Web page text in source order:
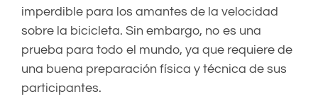
imperdible para los amantes de la velocidad
sobre la bicicleta. Sin embargo, no es una
prueba para todo el mundo, ya que requiere de
una buena preparación física y técnica de sus
participantes.